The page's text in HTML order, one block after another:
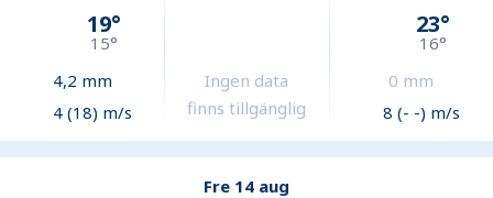
19°
15°
4,2 mm
4 (18) m/s
Ingen data
finns tillgänglig
23°
16°
0 mm
8 (- -) m/s
Fre 14 aug